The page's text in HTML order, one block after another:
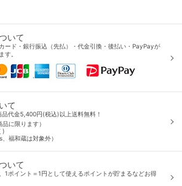
いて
ード・銀行振込（先払）・代金引換・後払い・PayPayが
す。
て
代金5,400円(税込)以上送料無料！
品に限ります）
)
福和蔵は対象外）
いて
1ポイント＝1円として使えるポイントが貯まるなどお得